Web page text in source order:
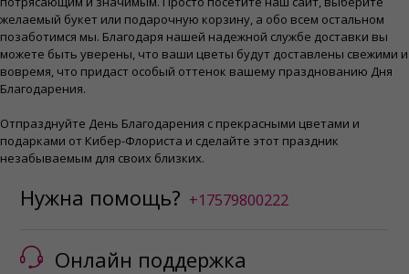
желаемый букет или подарочную корзину, а обо всем остальном
позаботимся мы. Благодаря нашей надежной службе доставки вы
можете быть уверены, что ваши цветы будут доставлены свежими и
вовремя, что придаст особый оттенок вашему празднованию Дня
Благодарения.
Отпразднуйте День Благодарения с прекрасными цветами и
подарками от Кибер-Флориста и сделайте этот праздник
незабываемым для своих близких.
Нужна помощь? +17579800222
Онлайн поддержка